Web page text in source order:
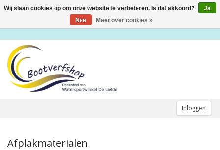
Inloggen
Toggle
Afplakmaterialen
Wij slaan cookies op om onze website te verbeteren. Is dat akkoord?
Ja
Nee
Meer over cookies »